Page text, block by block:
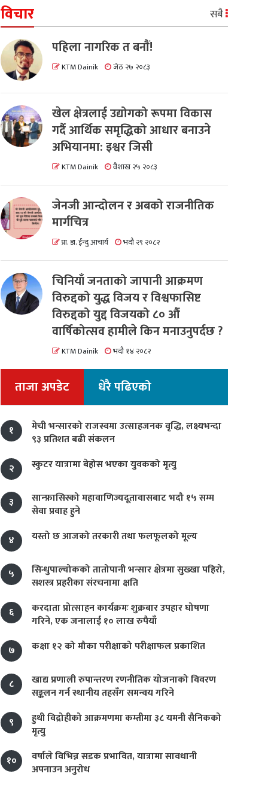
विचार सबै
पहिला नागरिक त बनाैं!
KTM Dainik जेठ २७ २०८३
खेल क्षेत्रलाई उद्योगको रूपमा विकास
गर्दै आर्थिक समृद्धिको आधार बनाउने
अभियानमा: इश्वर जिसी
KTM Dainik वैशाख २५ २०८३
जेनजी आन्दोलन र अबको राजनीतिक
मार्गचित्र
प्रा. डा. ईन्दु आचार्य भदौ २९ २०८२
चिनियाँ जनताको जापानी आक्रमण
विरुद्दको युद्ध विजय र विश्वफासिष्ट
विरुद्दको युद्द विजयको ८० औं
वार्षिकोत्सव हामीले किन मनाउनुपर्दछ ?
KTM Dainik भदौ १४ २०८२
ताजा अपडेट धेरै पढिएको
१
मेची भन्सारको राजस्वमा उत्साहजनक वृद्धि, लक्ष्यभन्दा
९३ प्रतिशत बढी संकलन
२
स्कुटर यात्रामा बेहोस भएका युवकको मृत्यु
३
सान्फ्रासिस्को महावाणिज्यदूतावासबाट भदौ १५ सम्म
सेवा प्रवाह हुने
४
यस्तो छ आजको तरकारी तथा फलफूलको मूल्य
५
सिन्धुपाल्चोकको तातोपानी भन्सार क्षेत्रमा सुख्खा पहिरो,
सशस्त्र प्रहरीका संरचनामा क्षति
६
करदाता प्रोत्साहन कार्यक्रमः शुक्रबार उपहार घोषणा
गरिने, एक जनालाई १० लाख रुपैयाँ
७
कक्षा १२ को मौका परीक्षाको परीक्षाफल प्रकाशित
८
खाद्य प्रणाली रुपान्तरण रणनीतिक योजनाको विवरण
सङ्कलन गर्न स्थानीय तहसँग समन्वय गरिने
९
हुथी विद्रोहीको आक्रमणमा कम्तीमा ३८ यमनी सैनिकको
मृत्यु
१०
वर्षाले विभिन्न सडक प्रभावित, यात्रामा सावधानी
अपनाउन अनुरोध